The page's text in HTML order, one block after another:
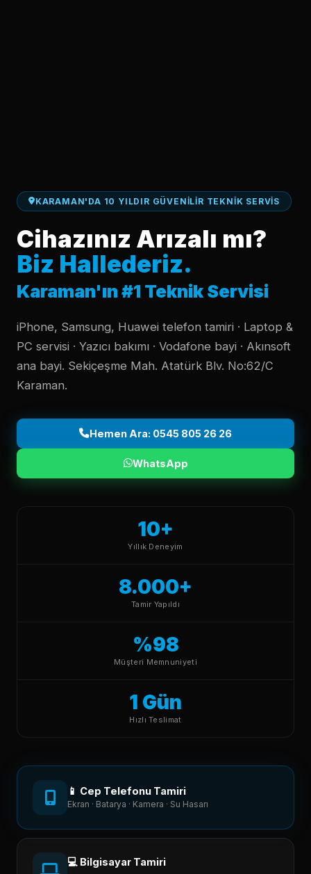
KARAMAN'DA 10 YILDIR GÜVENILIR TEKNIK SERVIS
Cihazınız Arızalı mı?
Biz Hallederiz.
Karaman'ın #1 Teknik Servisi
iPhone, Samsung, Huawei telefon tamiri · Laptop &
PC servisi · Yazıcı bakımı · Vodafone bayi · Akınsoft
ana bayi. Sekiçeşme Mah. Atatürk Blv. No:62/C
Karaman.
Hemen Ara: 0545 805 26 26
WhatsApp
10+
Yıllık Deneyim
8.000+
Tamir Yapıldı
%98
Müşteri Memnuniyeti
1 Gün
Hızlı Teslimat
📱 Cep Telefonu Tamiri
Ekran · Batarya · Kamera · Su Hasarı
💻 Bilgisayar Tamiri